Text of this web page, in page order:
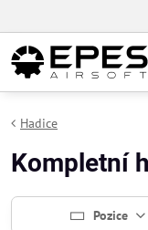
Hadice
Kompletní
Pozice